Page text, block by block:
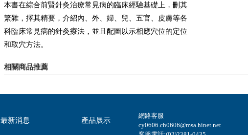
本書在綜合前賢針灸治療常見病的臨床經驗基礎上，刪其
繁雜，擇其精要，介紹內、外、婦、兒、五官、皮膚等各
科臨床常見病的針灸療法，並且配圖以示相應穴位的定位
和取穴方法。
相關商品推薦
最新消息 產品展示
網路客服
cy0606.ch0606@msa.hinet.net